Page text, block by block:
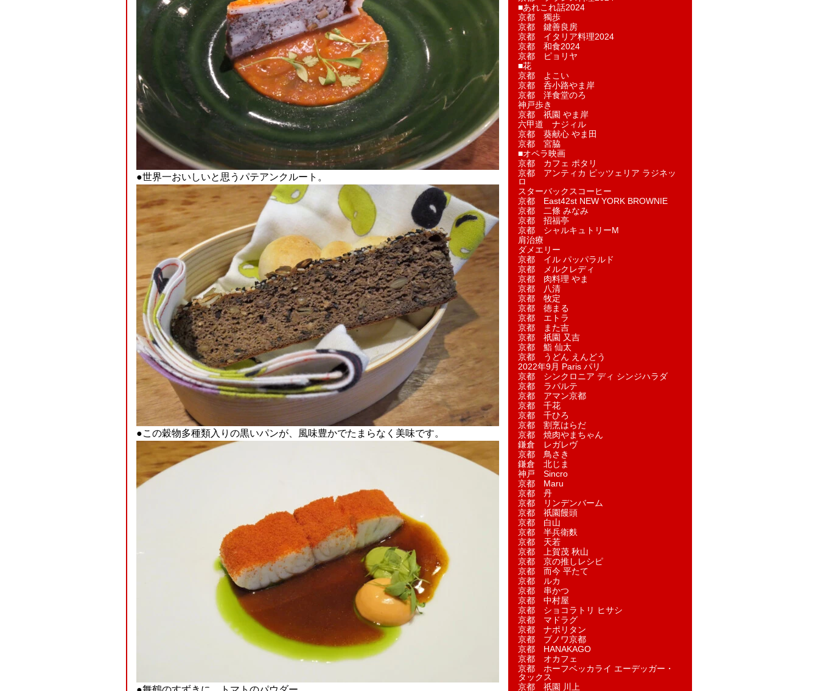
●世界一おいしいと思うパテアンクルート。
●この穀物多種類入りの黒いパンが、風味豊かでたまらなく美味です。
■あれこれ話2024
京都 獨歩
京都 鍵善良房
京都 イタリア料理2024
京都 和食2024
京都 ピョリヤ
■花
京都 よこい
京都 呑小路やま岸
京都 洋食堂のろ
神戸歩き
京都 祇園 やま岸
六甲道 ナジィル
京都 葵献心 やま田
京都 宮脇
■オペラ映画
京都 カフェ ポタリ
京都 アンティカ ピッツェリア ラジネッ
ロ
スターバックスコーヒー
京都 East42st NEW YORK BROWNIE
京都 二條 みなみ
京都 招福亭
京都 シャルキュトリーM
肩治療
ダメエリー
京都 イル パッパラルド
京都 メルクレディ
京都 肉料理 やま
京都 八清
京都 牧定
京都 徳まる
京都 エトラ
京都 また吉
京都 祇園 又吉
京都 鮨 仙太
京都 うどん えんどう
2022年9月 Paris パリ
京都 シンクロニア ディ シンジハラダ
京都 ラパルテ
京都 アマン京都
京都 千花
京都 千ひろ
京都 割烹はらだ
京都 焼肉やまちゃん
鎌倉 レガレヴ
京都 鳥さき
鎌倉 北じま
神戸 Sincro
京都 Maru
京都 丹
京都 リンデンバーム
京都 祇園饅頭
京都 白山
京都 半兵衛麩
京都 天若
京都 上賀茂 秋山
京都 京の推しレシピ
京都 而今 平たて
京都 ルカ
京都 串かつ
京都 中村屋
京都 ショコラトリ ヒサシ
京都 マドラグ
京都 ナポリタン
京都 ブノワ京都
京都 HANAKAGO
京都 オカフェ
京都 ホーフベッカライ エーデッガー・
タックス
京都 祇園 川上